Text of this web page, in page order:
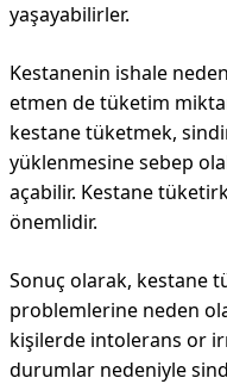
yaşayabilirler.
Kestanenin ishale
etmen de tüketim
kestane tüketmek,
yüklenmesine sebep
açabilir. Kestane
önemlidir.
Sonuç olarak, kestane
problemlerine neden
kişilerde intolerans or
durumlar nedeniyle